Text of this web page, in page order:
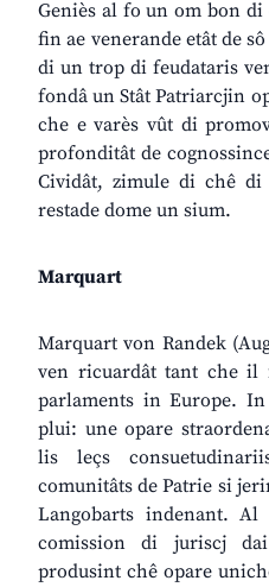
Geniès al fo un om bon
fin ae venerande etât de
di un trop di feudataris
fondâ un Stât Patriarcjin
che e varès vût di
profonditât de
Cividât, zimule di chê
restade dome un sium.
Marquart
Marquart von Randek
ven ricuardât tant che
parlaments in Europe.
plui: une opare
lis leçs
comunitâts de Patrie si
Langobarts indenant.
comission di juriscj
produsint chê opare